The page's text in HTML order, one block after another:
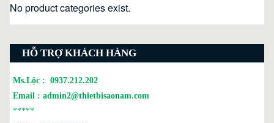
No product categories exist.
HỖ TRỢ KHÁCH HÀNG
Ms.Lộc : 0937.212.202
Email : admin2@thietbisaonam.com
*****